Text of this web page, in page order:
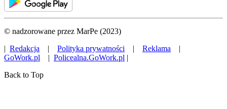
© nadzorowane przez MarPe (2023)
| Redakcja | Polityka prywatności | Reklama |
GoWork.pl | Policealna.GoWork.pl |
Back to Top